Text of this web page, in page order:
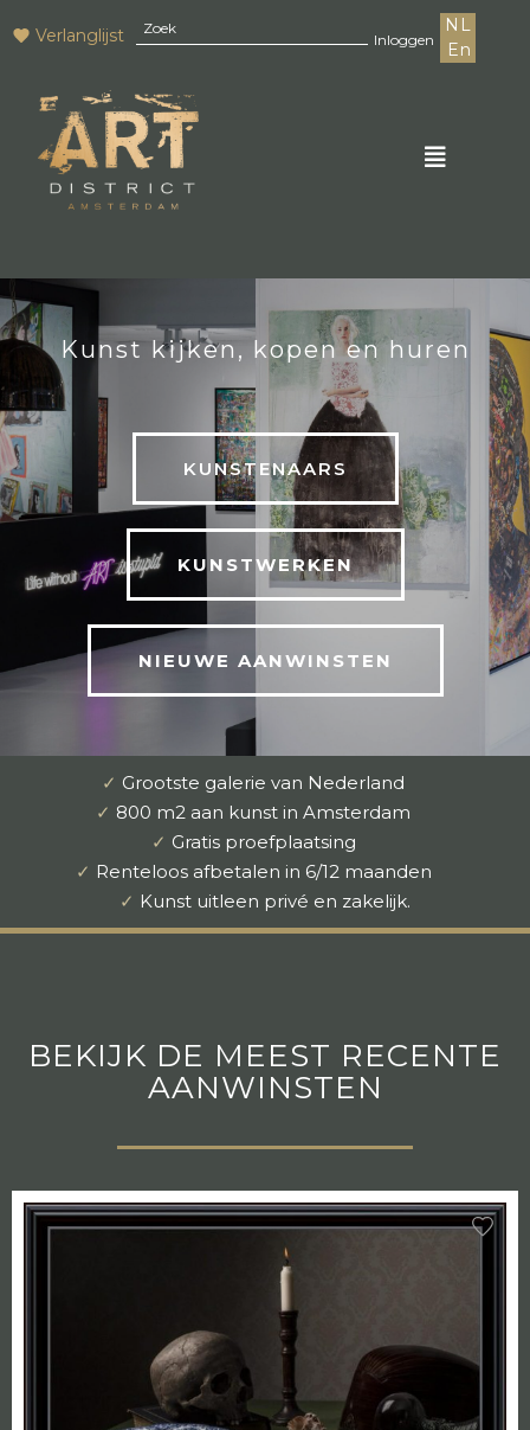
Verlanglijst Inloggen
NL
En
Kunst kijken, kopen en huren
KUNSTENAARS
KUNSTWERKEN
NIEUWE AANWINSTEN
✓ Grootste galerie van Nederland
✓ 800 m2 aan kunst in Amsterdam
✓ Gratis proefplaatsing
✓ Renteloos afbetalen in 6/12 maanden
✓ Kunst uitleen privé en zakelijk.
BEKIJK DE MEEST RECENTE
AANWINSTEN